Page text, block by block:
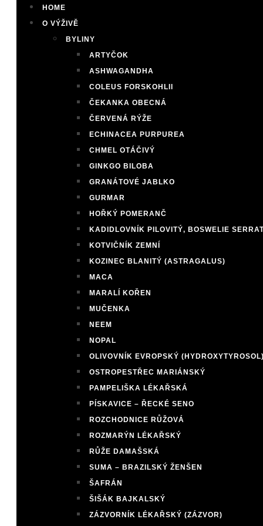
HOME
O VÝŽIVĚ
BYLINY
ARTYČOK
ASHWAGANDHA
COLEUS FORSKOHLII
ČEKANKA OBECNÁ
ČERVENÁ RÝŽE
ECHINACEA PURPUREA
CHMEL OTÁČIVÝ
GINKGO BILOBA
GRANÁTOVÉ JABLKO
GURMAR
HOŘKÝ POMERANČ
KADIDLOVNÍK PILOVITÝ, BOSWELIE
KOTVIČNÍK ZEMNÍ
KOZINEC BLANITÝ (ASTRAGALUS)
MACA
MARALÍ KOŘEN
MUČENKA
NEEM
NOPAL
OLIVOVNÍK EVROPSKÝ
OSTROPESTŘEC MARIÁNSKÝ
PAMPELIŠKA LÉKAŘSKÁ
PÍSKAVICE – ŘECKÉ SENO
ROZCHODNICE RŮŽOVÁ
ROZMARÝN LÉKAŘSKÝ
RŮŽE DAMAŠSKÁ
SUMA – BRAZILSKÝ ŽENŠEN
ŠAFRÁN
ŠIŠÁK BAJKALSKÝ
ZÁZVORNÍK LÉKAŘSKÝ (ZÁZVOR)